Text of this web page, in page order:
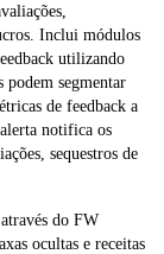
Inclui módulos
utilizando
segmentar
de feedback a
notifica os
sequestros de
do FW
ocultas e receitas